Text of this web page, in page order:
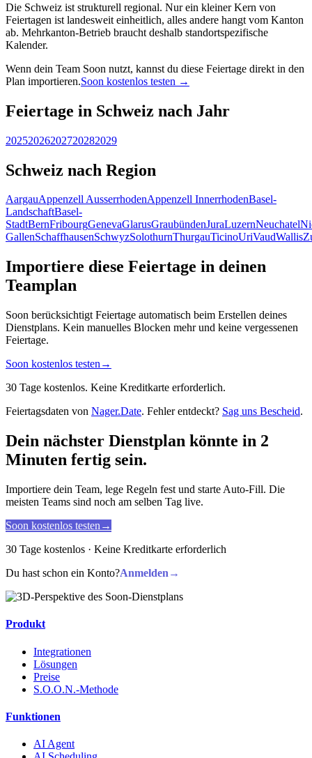
Die Schweiz ist strukturell regional. Nur ein kleiner Kern von
Feiertagen ist landesweit einheitlich, alles andere hangt vom Kanton
ab. Mehrkanton-Betrieb braucht deshalb standortspezifische
Kalender.
Wenn dein Team Soon nutzt, kannst du diese Feiertage direkt in den
Plan importieren.Soon kostenlos testen →
Feiertage in Schweiz nach Jahr
20252026202720282029
Schweiz nach Region
AargauAppenzell AusserrhodenAppenzell InnerrhodenBasel-
LandschaftBasel-
StadtBernFribourgGenevaGlarusGraubündenJuraLuzernNeuchatel
GallenSchaffhausenSchwyzSolothurnThurgauTicinoUriVaudWallis
Importiere diese Feiertage in deinen
Teamplan
Soon berücksichtigt Feiertage automatisch beim Erstellen deines
Dienstplans. Kein manuelles Blocken mehr und keine vergessenen
Feiertage.
Soon kostenlos testen →
30 Tage kostenlos. Keine Kreditkarte erforderlich.
Feiertagsdaten von Nager.Date. Fehler entdeckt? Sag uns Bescheid.
Dein nächster Dienstplan könnte in 2
Minuten fertig sein.
Importiere dein Team, lege Regeln fest und starte Auto-Fill. Die
meisten Teams sind noch am selben Tag live.
Soon kostenlos testen →
30 Tage kostenlos · Keine Kreditkarte erforderlich
Du hast schon ein Konto?Anmelden →
Produkt
Integrationen
Lösungen
Preise
S.O.O.N.-Methode
Funktionen
AI Agent